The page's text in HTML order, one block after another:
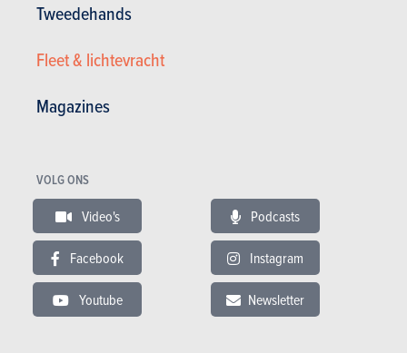
Tweedehands
Fleet & lichtevracht
Magazines
VOLG ONS
Video's Podcasts
Facebook Instagram
Youtube Newsletter
Het Special Project-programma vertrekt vanuit een bestaand
toekomstige eigenaar wordt gemodelleerd. De HC25 baseert
die met een uniek koetswerk wordt bedacht. Met veel zwarte
designelementen en opvallen ranke lichtblokken.